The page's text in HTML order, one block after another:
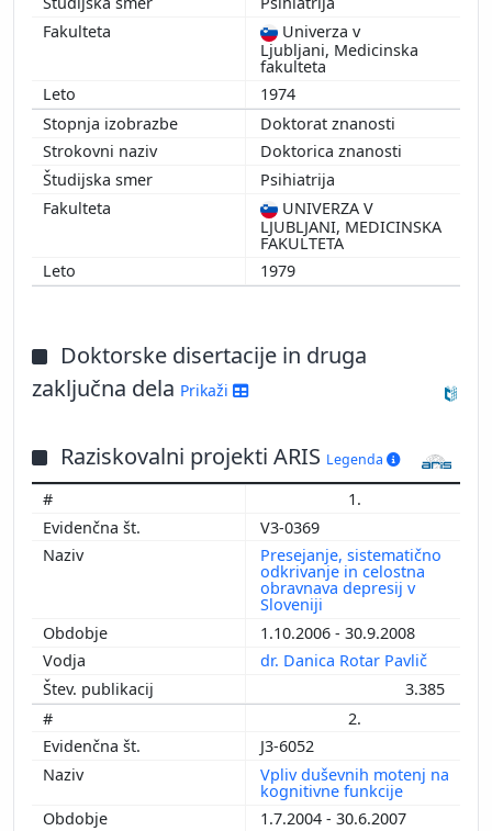
Univerza v
Ljubljani, Medicinska
fakulteta
1974
Doktorat znanosti
Doktorica znanosti
Psihiatrija
UNIVERZA V
LJUBLJANI, MEDICINSKA
FAKULTETA
1979
Doktorske disertacije in druga
zaključna dela Prikaži
Raziskovalni projekti ARIS Legenda
1.
V3-0369
Presejanje, sistematično
odkrivanje in celostna
obravnava depresij v
Sloveniji
1.10.2006 - 30.9.2008
dr. Danica Rotar Pavlič
3.385
2.
J3-6052
Vpliv duševnih motenj na
kognitivne funkcije
1.7.2004 - 30.6.2007